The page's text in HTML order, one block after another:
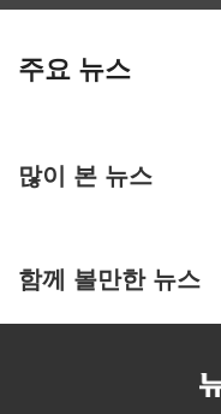
주요 뉴스
많이 본 뉴스
함께 볼만한 뉴스